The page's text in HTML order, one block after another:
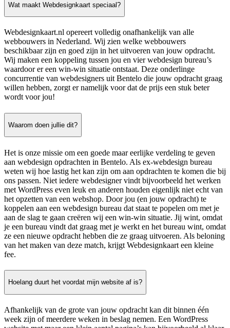
Wat maakt Webdesignkaart speciaal?
Webdesignkaart.nl opereert volledig onafhankelijk van alle
webbouwers in Nederland. Wij zien welke webbouwers
beschikbaar zijn en goed zijn in het uitvoeren van jouw opdracht.
Wij maken een koppeling tussen jou en vier webdesign bureau’s
waardoor er een win-win situatie ontstaat. Deze onderlinge
concurrentie van webdesigners uit Bentelo die jouw opdracht graag
willen hebben, zorgt er namelijk voor dat de prijs een stuk beter
wordt voor jou!
Waarom doen jullie dit?
Het is onze missie om een goede maar eerlijke verdeling te geven
aan webdesign opdrachten in Bentelo. Als ex-webdesign bureau
weten wij hoe lastig het kan zijn om aan opdrachten te komen die bij
ons passen. Niet iedere webdesigner vindt bijvoorbeeld het werken
met WordPress even leuk en anderen houden eigenlijk niet echt van
het opzetten van een webshop. Door jou (en jouw opdracht) te
koppelen aan een webdesign bureau dat staat te popelen om met je
aan de slag te gaan creëren wij een win-win situatie. Jij wint, omdat
je een bureau vindt dat graag met je werkt en het bureau wint, omdat
ze een nieuwe opdracht hebben die ze graag uitvoeren. Als beloning
van het maken van deze match, krijgt Webdesignkaart een kleine
fee.
Hoelang duurt het voordat mijn website af is?
Afhankelijk van de grote van jouw opdracht kan dit binnen één
week zijn of meerdere weken in beslag nemen. Een WordPress